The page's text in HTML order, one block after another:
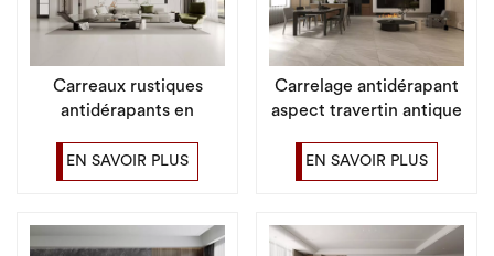
Carreaux rustiques
antidérapants en
supérieure pour cuisine
de style campagnard
EN SAVOIR PLUS
Carrelage antidérapant
aspect travertin antique
pour sol de salle de bain
EN SAVOIR PLUS